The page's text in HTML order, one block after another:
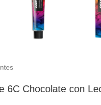
6C Chocolate con